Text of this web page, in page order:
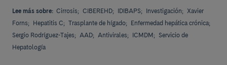
Lee más sobre: Cirrosis; CIBEREHD; IDIBAPS; Investigación; Xavier
Forns;
Hepatitis C; Trasplante de hígado;
Enfermedad hepática crónica;
Sergio Rodríguez-Tajes; AAD; Antivirales; ICMDM;
Servicio de
Hepatología